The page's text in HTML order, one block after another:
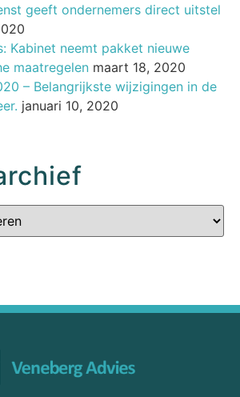
geeft ondernemers direct uitstel
Kabinet neemt pakket nieuwe
maatregelen maart 18, 2020
– Belangrijkste wijzigingen in de
januari 10, 2020